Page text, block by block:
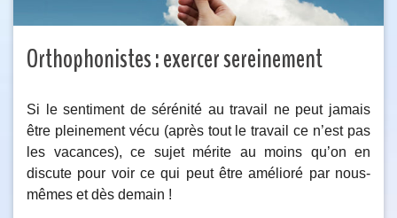
Orthophonistes : exercer sereinement
Si le sentiment de sérénité au travail ne peut jamais
être pleinement vécu (après tout le travail ce n’est pas
les vacances), ce sujet mérite au moins qu’on en
discute pour voir ce qui peut être amélioré par nous-
mêmes et dès demain !